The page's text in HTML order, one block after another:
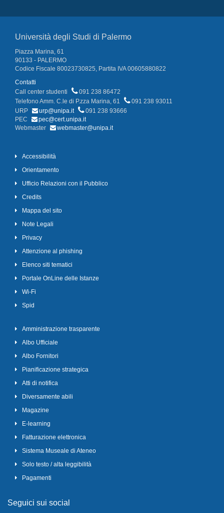
Università degli Studi di Palermo
Piazza Marina, 61
90133 - PALERMO
Codice Fiscale 80023730825, Partita IVA 00605880822
Contatti
Call center studenti
091 238 86472
Telefono Amm. C.le di P.zza Marina, 61
091 238 93011
URP
urp@unipa.it
091 238 93666
PEC
pec@cert.unipa.it
Webmaster
webmaster@unipa.it
Accessibilità
Orientamento
Ufficio Relazioni con il Pubblico
Credits
Mappa del sito
Note Legali
Privacy
Attenzione al phishing
Elenco siti tematici
Portale OnLine delle Istanze
Wi-Fi
Spid
Amministrazione trasparente
Albo Ufficiale
Albo Fornitori
Pianificazione strategica
Atti di notifica
Diversamente abili
Magazine
E-learning
Fatturazione elettronica
Sistema Museale di Ateneo
Solo testo / alta leggibilità
Pagamenti
Seguici sui social